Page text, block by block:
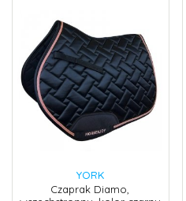
YORK
Czaprak Diamo,